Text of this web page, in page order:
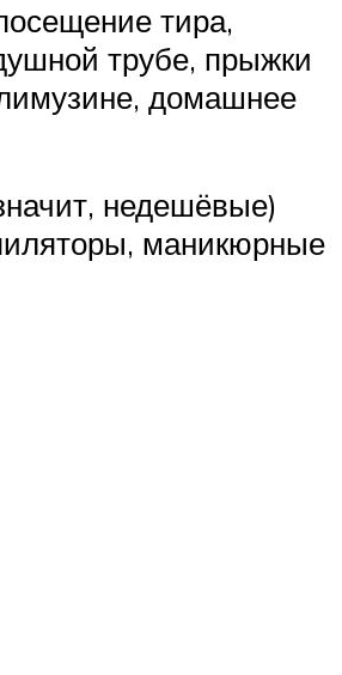
тира,
трубе, прыжки
домашнее
недешёвые)
маникюрные